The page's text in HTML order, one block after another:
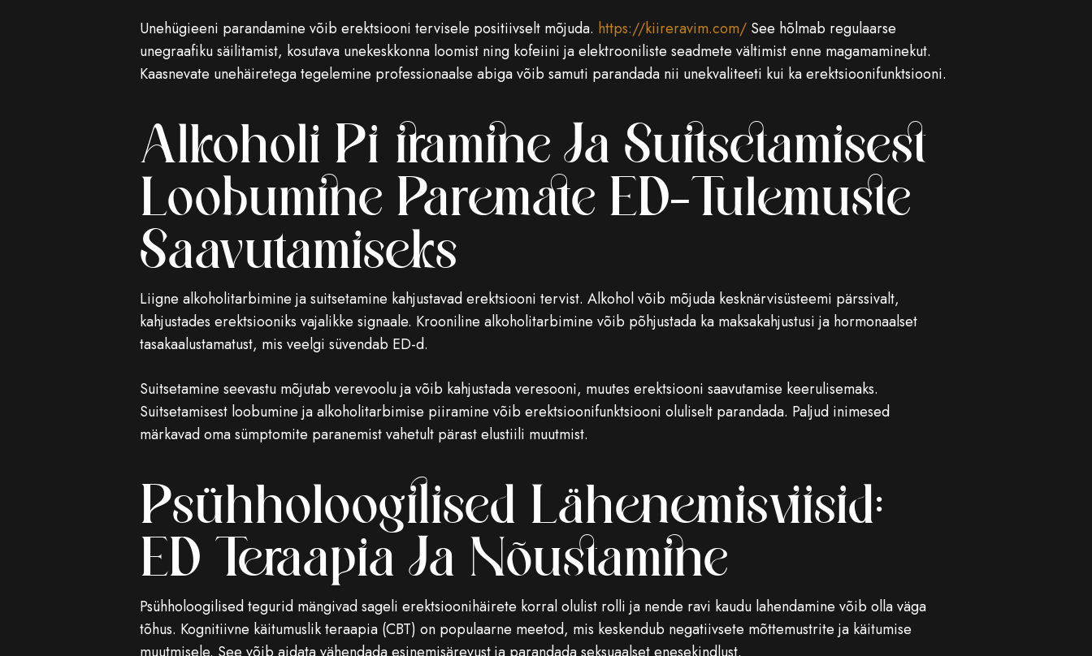
Unehügieeni parandamine võib erektsiooni tervisele positiivselt mõjuda. https://kiireravim.com/ See hõlmab regulaarse
unegraafiku säilitamist, kosutava unekeskkonna loomist ning kofeiini ja elektrooniliste seadmete vältimist enne magamaminekut.
Kaasnevate unehäiretega tegelemine professionaalse abiga võib samuti parandada nii unekvaliteeti kui ka erektsioonifunktsiooni.
Alkoholi Piiramine Ja Suitsetamisest
Loobumine Paremate ED-Tulemuste
Saavutamiseks
Liigne alkoholitarbimine ja suitsetamine kahjustavad erektsiooni tervist. Alkohol võib mõjuda kesknärvisüsteemi pärssivalt,
kahjustades erektsiooniks vajalikke signaale. Krooniline alkoholitarbimine võib põhjustada ka maksakahjustusi ja hormonaalset
tasakaalustamatust, mis veelgi süvendab ED-d.
Suitsetamine seevastu mõjutab verevoolu ja võib kahjustada veresooni, muutes erektsiooni saavutamise keerulisemaks.
Suitsetamisest loobumine ja alkoholitarbimise piiramine võib erektsioonifunktsiooni oluliselt parandada. Paljud inimesed
märkavad oma sümptomite paranemist vahetult pärast elustiili muutmist.
Psühholoogilised Lähenemisviisid:
ED Teraapia Ja Nõustamine
Psühholoogilised tegurid mängivad sageli erektsioonihäirete korral olulist rolli ja nende ravi kaudu lahendamine võib olla väga
tõhus. Kognitiivne käitumuslik teraapia (CBT) on populaarne meetod, mis keskendub negatiivsete mõttemustrite ja käitumise